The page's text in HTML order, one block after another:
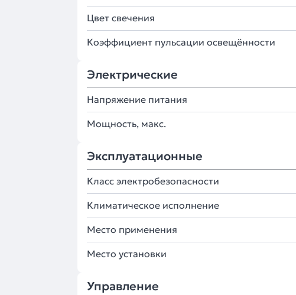
Цвет свечения
Коэффициент пульсации освещённости
Электрические
Напряжение питания
Мощность, макс.
Эксплуатационные
Класс электробезопасности
Климатическое исполнение
Место применения
Место установки
Управление